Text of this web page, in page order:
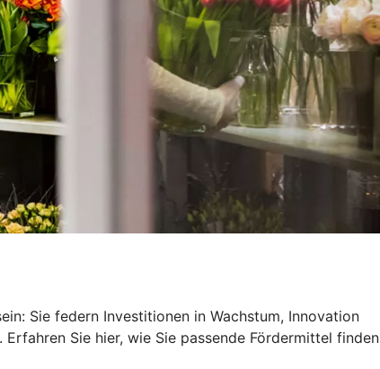
Sie federn Investitionen in Wachstum, Innovation
Sie hier, wie Sie passende Fördermittel finden